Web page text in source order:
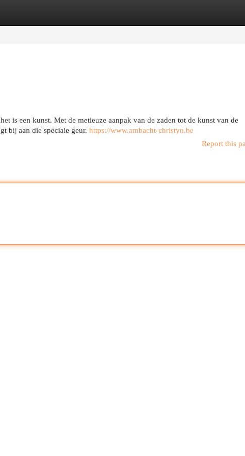
is een kunst. Met de metieuze aanpak van de zaden tot de kunst van de
bij aan die speciale geur. https://www.ambacht-christyn.be
Report this